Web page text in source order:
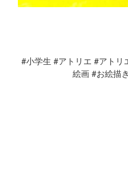
#小学生 #アトリエ #アトリ
絵画 #お絵描き